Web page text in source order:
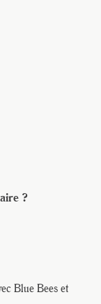
?
Blue Bees et